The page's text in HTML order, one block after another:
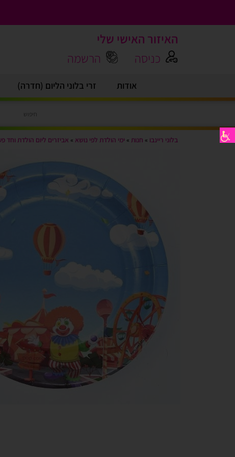
האיזור האישי שלי
כניסה
הרשמה
אודות זרי בלוני הליום (חדרה)
בלוני ריינבו » חנות » ימי הולדת לפי נושא » אביזרים ליום הולדת וחד